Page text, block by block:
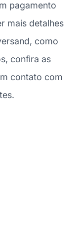
pagamento
mais detalhes
como
confira as
contato com